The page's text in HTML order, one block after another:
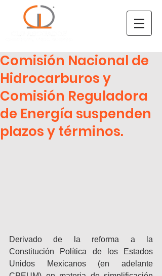
Comisión Nacional de
Hidrocarburos y
Comisión Reguladora
de Energía suspenden
plazos y términos.
Derivado de la reforma a la
Constitución Política de los Estados
Unidos Mexicanos (en adelante